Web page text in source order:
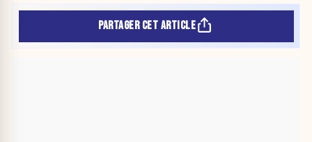
PARTAGER CET ARTICLE